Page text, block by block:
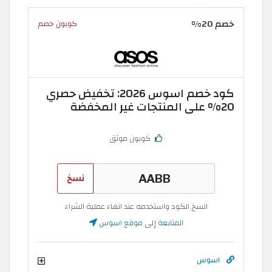
خصم 20% كوبون خصم
كود خصم اسوس 2026: تخفيض حصري
20% على المنتجات غير المخفضة
كوبون موثق
نسخ
انسخ الكود واستخدمه عند انهاء عملية الشراء
المتابعة إلى موقع اسوس
اسوس